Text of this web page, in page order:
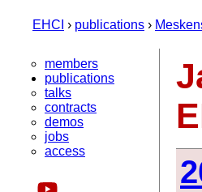
EHCI › publications ›
members
publications
talks
contracts
demos
jobs
access